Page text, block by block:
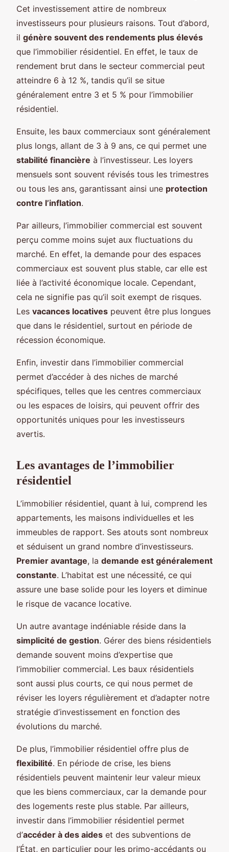
Cet investissement attire de nombreux
investisseurs pour plusieurs raisons. Tout d’abord,
il génère souvent des rendements plus élevés
que l’immobilier résidentiel. En effet, le taux de
rendement brut dans le secteur commercial peut
atteindre 6 à 12 %, tandis qu’il se situe
généralement entre 3 et 5 % pour l’immobilier
résidentiel.
Ensuite, les baux commerciaux sont généralement
plus longs, allant de 3 à 9 ans, ce qui permet une
stabilité financière à l’investisseur. Les loyers
mensuels sont souvent révisés tous les trimestres
ou tous les ans, garantissant ainsi une protection
contre l’inflation.
Par ailleurs, l’immobilier commercial est souvent
perçu comme moins sujet aux fluctuations du
marché. En effet, la demande pour des espaces
commerciaux est souvent plus stable, car elle est
liée à l’activité économique locale. Cependant,
cela ne signifie pas qu’il soit exempt de risques.
Les vacances locatives peuvent être plus longues
que dans le résidentiel, surtout en période de
récession économique.
Enfin, investir dans l’immobilier commercial
permet d’accéder à des niches de marché
spécifiques, telles que les centres commerciaux
ou les espaces de loisirs, qui peuvent offrir des
opportunités uniques pour les investisseurs
avertis.
Les avantages de l’immobilier
résidentiel
L’immobilier résidentiel, quant à lui, comprend les
appartements, les maisons individuelles et les
immeubles de rapport. Ses atouts sont nombreux
et séduisent un grand nombre d’investisseurs.
Premier avantage, la demande est généralement
constante. L’habitat est une nécessité, ce qui
assure une base solide pour les loyers et diminue
le risque de vacance locative.
Un autre avantage indéniable réside dans la
simplicité de gestion. Gérer des biens résidentiels
demande souvent moins d’expertise que
l’immobilier commercial. Les baux résidentiels
sont aussi plus courts, ce qui nous permet de
réviser les loyers régulièrement et d’adapter notre
stratégie d’investissement en fonction des
évolutions du marché.
De plus, l’immobilier résidentiel offre plus de
flexibilité. En période de crise, les biens
résidentiels peuvent maintenir leur valeur mieux
que les biens commerciaux, car la demande pour
des logements reste plus stable. Par ailleurs,
investir dans l’immobilier résidentiel permet
d’accéder à des aides et des subventions de
l’État, en particulier pour les primo-accédants ou